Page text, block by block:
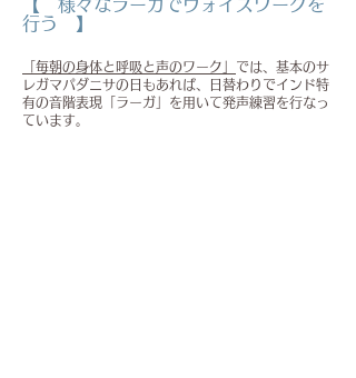
【 様々なラーガでヴォイスワークを
行う 】
「毎朝の身体と呼吸と声のワーク」 では、基本のサ
レガマパダニサの日もあれば、日替わりでインド特
有の音階表現「ラーガ」を用いて発声練習を行なっ
ています。